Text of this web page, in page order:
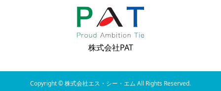
株式会社PAT
Copyright © 株式会社エス・シー・エム All Rights Reserved.